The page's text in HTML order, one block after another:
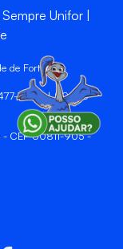
Sempre Unifor
de Fortaleza
3400 | 99246-
- CEP 60811-905 -